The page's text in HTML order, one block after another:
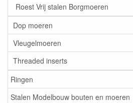
Roest Vrij stalen Borgmoeren
Dop moeren
Vleugelmoeren
Threaded inserts
Ringen
Stalen Modelbouw bouten en moeren